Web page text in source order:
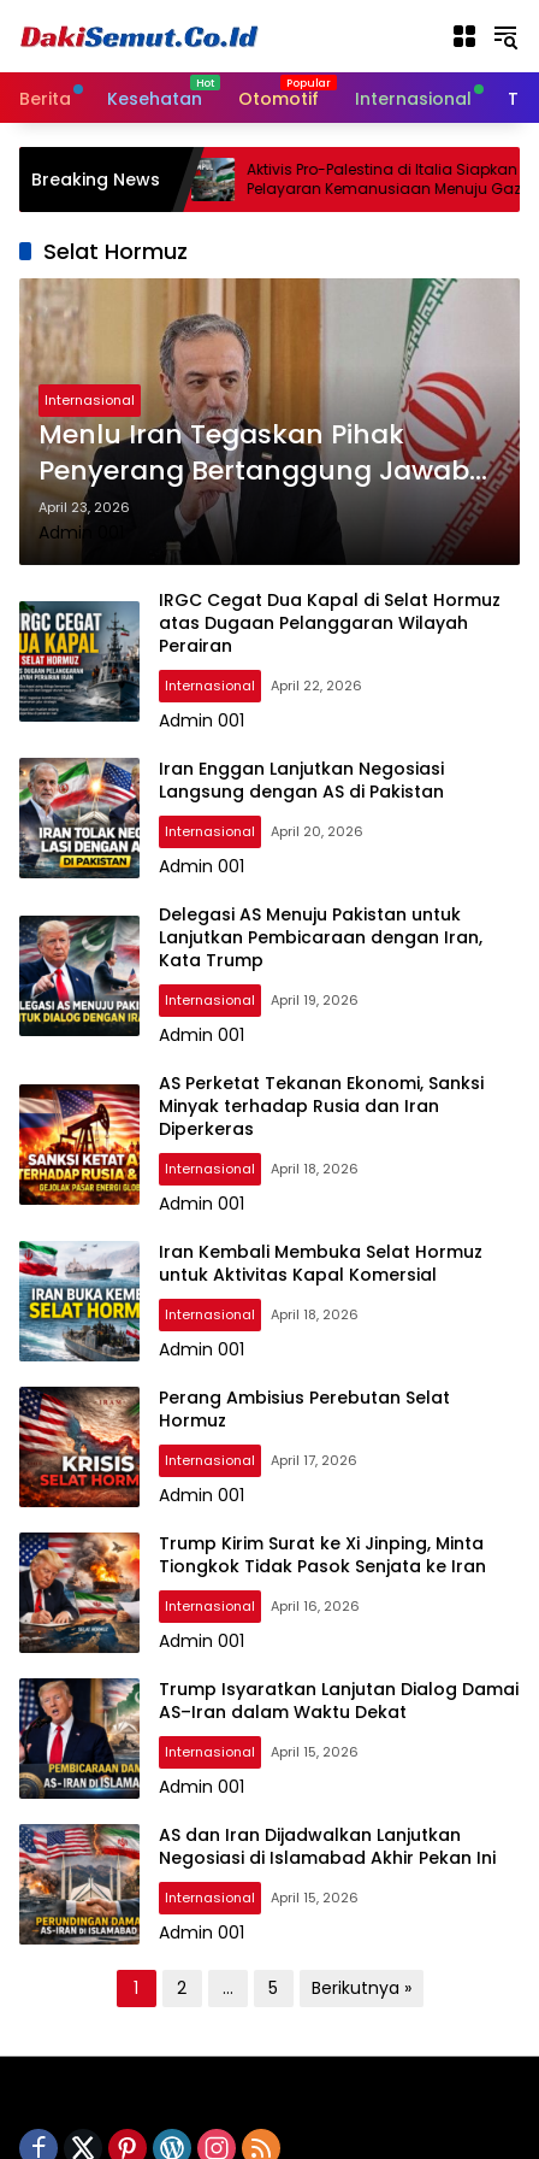
Berita Kesehatan Otomotif Internasional
Breaking News
Senjata
Aktivis Pro-Palestina di Italia Siapkan
Pelayaran Kemanusiaan Menuju Gaza
Selat Hormuz
Internasional
Menlu Iran Tegaskan Pihak
Penyerang Bertanggung Jawab
atas Instabilitas Selat Hormuz
April 23, 2026
Admin 001
IRGC Cegat Dua Kapal di Selat Hormuz
atas Dugaan Pelanggaran Wilayah
Perairan
Internasional April 22, 2026
Admin 001
Iran Enggan Lanjutkan Negosiasi
Langsung dengan AS di Pakistan
Internasional April 20, 2026
Admin 001
Delegasi AS Menuju Pakistan untuk
Lanjutkan Pembicaraan dengan Iran,
Kata Trump
Internasional April 19, 2026
Admin 001
AS Perketat Tekanan Ekonomi, Sanksi
Minyak terhadap Rusia dan Iran
Diperkeras
Internasional April 18, 2026
Admin 001
Iran Kembali Membuka Selat Hormuz
untuk Aktivitas Kapal Komersial
Internasional April 18, 2026
Admin 001
Perang Ambisius Perebutan Selat
Hormuz
Internasional April 17, 2026
Admin 001
Trump Kirim Surat ke Xi Jinping, Minta
Tiongkok Tidak Pasok Senjata ke Iran
Internasional April 16, 2026
Admin 001
Trump Isyaratkan Lanjutan Dialog Damai
AS–Iran dalam Waktu Dekat
Internasional April 15, 2026
Admin 001
AS dan Iran Dijadwalkan Lanjutkan
Negosiasi di Islamabad Akhir Pekan Ini
Internasional April 15, 2026
Admin 001
g
n
1 2 … 5 Berikutnya »